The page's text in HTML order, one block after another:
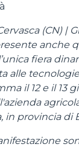
(CN) |
anche
fiera
alle
il 12 e il 13
in provincia di